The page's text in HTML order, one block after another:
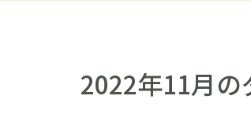
2022年11月の